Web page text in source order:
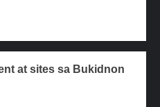
at sites sa Bukidnon